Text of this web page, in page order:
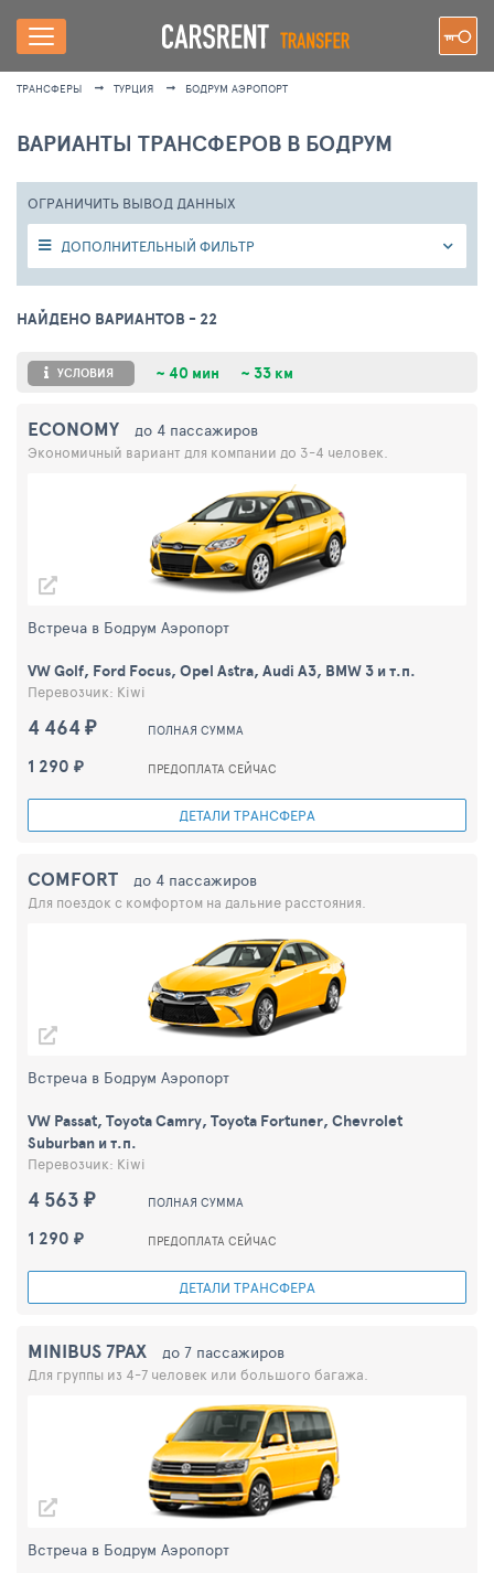
ТРАНСФЕРЫ ТУРЦИЯ БОДРУМ АЭРОПОРТ
ВАРИАНТЫ ТРАНСФЕРОВ В БОДРУМ
ОГРАНИЧИТЬ ВЫВОД ДАННЫХ
ДОПОЛНИТЕЛЬНЫЙ ФИЛЬТР
НАЙДЕНО ВАРИАНТОВ - 22
УСЛОВИЯ ~ 40 мин ~ 33 км
4 464 ₽ ПОЛНАЯ СУММА
1 290 ₽ ПРЕДОПЛАТА СЕЙЧАС
ДЕТАЛИ ТРАНСФЕРА
Встреча в Бодрум Аэропорт
ECONOMY до 4 пассажиров
Экономичный вариант для компании до 3-4 человек.
VW Golf, Ford Focus, Opel Astra, Audi A3, BMW 3 и т.п.
Перевозчик: Kiwi
4 563 ₽ ПОЛНАЯ СУММА
1 290 ₽ ПРЕДОПЛАТА СЕЙЧАС
ДЕТАЛИ ТРАНСФЕРА
Встреча в Бодрум Аэропорт
COMFORT до 4 пассажиров
Для поездок с комфортом на дальние расстояния.
VW Passat, Toyota Camry, Toyota Fortuner, Chevrolet
Suburban и т.п.
Перевозчик: Kiwi
Встреча в Бодрум Аэропорт
MINIBUS 7PAX до 7 пассажиров
Для группы из 4-7 человек или большого багажа.